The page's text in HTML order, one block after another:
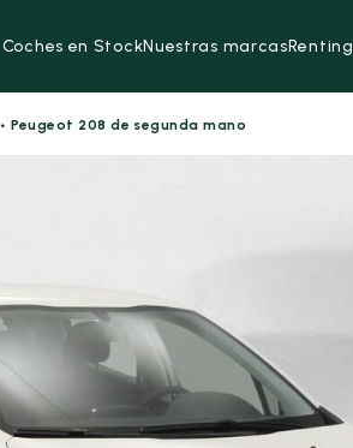
Coches en StockNuestras marcasRenting
· Peugeot 208 de segunda mano